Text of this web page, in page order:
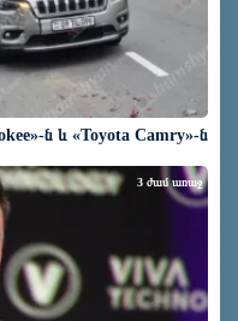
ն և «Toyota Camry»-ն
3 ժամ առաջ